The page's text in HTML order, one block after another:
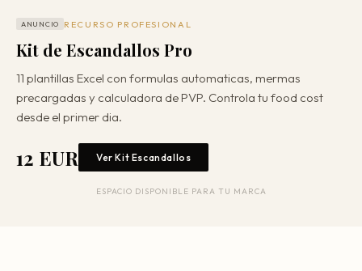
ANUNCIO RECURSO PROFESIONAL
Kit de Escandallos Pro
11 plantillas Excel con formulas automaticas, mermas
precargadas y calculadora de PVP. Controla tu food cost
desde el primer dia.
12 EUR Ver Kit Escandallos
ESPACIO DISPONIBLE PARA TU MARCA